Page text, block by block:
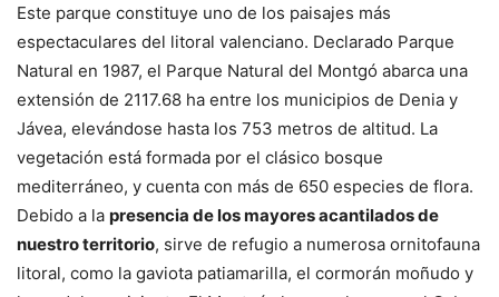
Este parque constituye uno de los paisajes más
espectaculares del litoral valenciano. Declarado Parque
Natural en 1987, el Parque Natural del Montgó abarca una
extensión de 2117.68 ha entre los municipios de Denia y
Jávea, elevándose hasta los 753 metros de altitud. La
vegetación está formada por el clásico bosque
mediterráneo, y cuenta con más de 650 especies de flora.
Debido a la presencia de los mayores acantilados de
nuestro territorio, sirve de refugio a numerosa ornitofauna
litoral, como la gaviota patiamarilla, el cormorán moñudo y